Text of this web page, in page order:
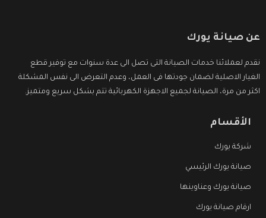
عن صيانة يورك
نقدم لعملائنا خدمات الصيانة التى تصل الى عدة سنوات مع توفير قطع
الغيار الاصلية لضمان جودتها فى العمل، وعدم التعرض الى نفس المشكلة
اكثر من مرة، الصيانة لجميع الاجهزة الكهربائية تتم بشكل سريع ومتميز.
الأقسام
شركة يورك
صيانة يورك الرئيسي
صيانة يورك وعناوينها
ارقام صيانة يورك